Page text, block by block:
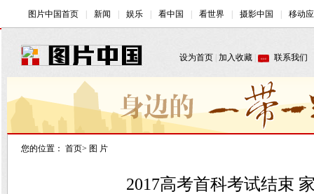
您的位置： 首页> 图 片
2017高考首科考试结束